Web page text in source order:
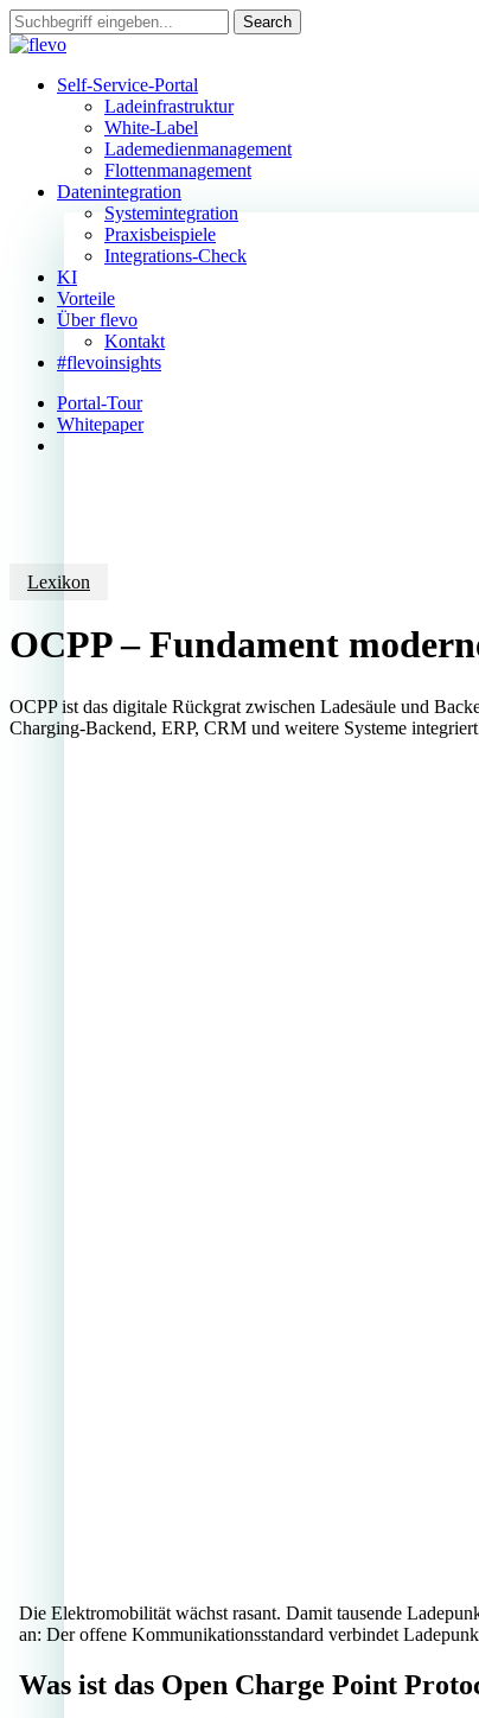
Skip
to
content
Search
Close
search
Menu
Self-Service-Portal
Ladeinfrastruktur
White-Label
Lademedienmanagement
Flottenmanagement
Datenintegration
Systemintegration
Praxisbeispiele
Integrations-Check
KI
Vorteile
Über flevo
Kontakt
#flevoinsights
Portal-Tour
Whitepaper
Lexikon
OCPP – Fundament
OCPP ist das digitale Rückgrat zwischen Ladesäule und
Charging-Backend, ERP, CRM und weitere Systeme
Die Elektromobilität wächst rasant. Damit tausende
an: Der offene Kommunikationsstandard verbindet
Was ist das Open Charge Point